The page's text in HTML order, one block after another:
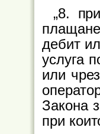
„8.
дебит
услуга
или
Закона
при